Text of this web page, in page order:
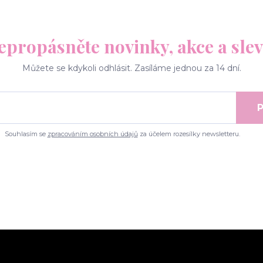
novinky, akce a
Můžete se kdykoli odhlásit. Zasíláme jednou za 14 dní.
Souhlasím se zpracováním osobních údajůza účelem rozesílky newsletteru.